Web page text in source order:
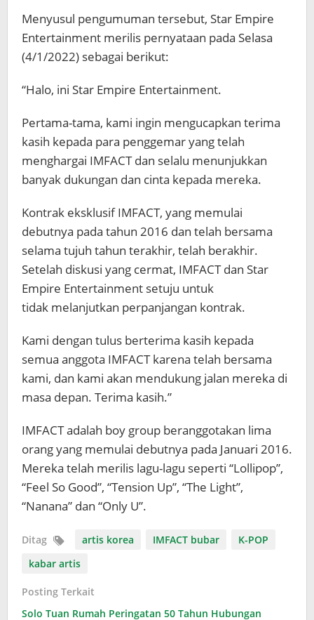
Menyusul pengumuman tersebut, Star Empire
Entertainment merilis pernyataan pada Selasa
(4/1/2022) sebagai berikut:
“Halo, ini Star Empire Entertainment.
Pertama-tama, kami ingin mengucapkan terima
kasih kepada para penggemar yang telah
menghargai IMFACT dan selalu menunjukkan
banyak dukungan dan cinta kepada mereka.
Kontrak eksklusif IMFACT, yang memulai
debutnya pada tahun 2016 dan telah bersama
selama tujuh tahun terakhir, telah berakhir.
Setelah diskusi yang cermat, IMFACT dan Star
Empire Entertainment setuju untuk
tidak melanjutkan perpanjangan kontrak.
Kami dengan tulus berterima kasih kepada
semua anggota IMFACT karena telah bersama
kami, dan kami akan mendukung jalan mereka di
masa depan. Terima kasih.”
IMFACT adalah boy group beranggotakan lima
orang yang memulai debutnya pada Januari 2016.
Mereka telah merilis lagu-lagu seperti “Lollipop”,
“Feel So Good”, “Tension Up”, “The Light”,
“Nanana” dan “Only U”.
Ditag artis korea IMFACT bubar
K-POP
kabar artis
Posting Terkait
Solo Tuan Rumah Peringatan 50 Tahun Hubungan